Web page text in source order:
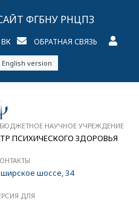
ФГБНУ РНЦПЗ
ВК ОБРАТНАЯ СВЯЗЬ
English version
НАУЧНОЕ УЧРЕЖДЕНИЕ
ПСИХИЧЕСКОГО ЗДОРОВЬЯ
шоссе, 34
ДЛЯ